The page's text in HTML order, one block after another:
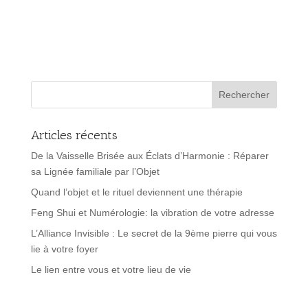
Articles récents
De la Vaisselle Brisée aux Éclats d’Harmonie : Réparer
sa Lignée familiale par l’Objet
Quand l’objet et le rituel deviennent une thérapie
Feng Shui et Numérologie: la vibration de votre adresse
L’Alliance Invisible : Le secret de la 9ème pierre qui vous
lie à votre foyer
Le lien entre vous et votre lieu de vie